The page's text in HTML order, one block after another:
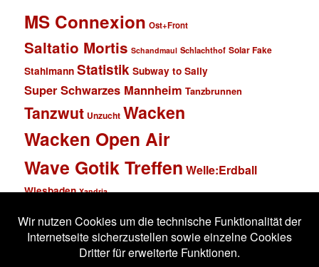
MS Connexion Ost+Front
Saltatio Mortis Schandmaul Schlachthof Solar Fake
Stahlmann Statistik Subway to Sally
Super Schwarzes Mannheim Tanzbrunnen
Tanzwut Unzucht Wacken
Wacken Open Air
Wave Gotik Treffen Welle:Erdball
Wiesbaden Xandria
Impressum